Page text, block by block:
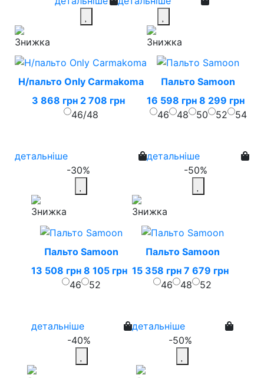
Н/пальто Only Carmakoma
3 868 грн 2 708 грн
46/48
детальніше
-30%
Пальто Samoon
16 598 грн 8 299 грн
46
48 50 52 54
детальніше
-50%
Пальто Samoon
13 508 грн 8 105 грн
46
52
детальніше
-40%
Пальто Samoon
15 358 грн 7 679 грн
46
48 52
детальніше
-50%